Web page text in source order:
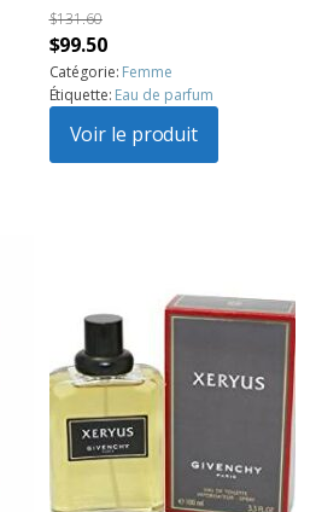
$131.60
Le
prix
initial
était :
$131.60.
$99.50Le
prix
actuel
est :
$99.50.
Catégorie: Femme
Étiquette: Eau de parfum
Voir le produit